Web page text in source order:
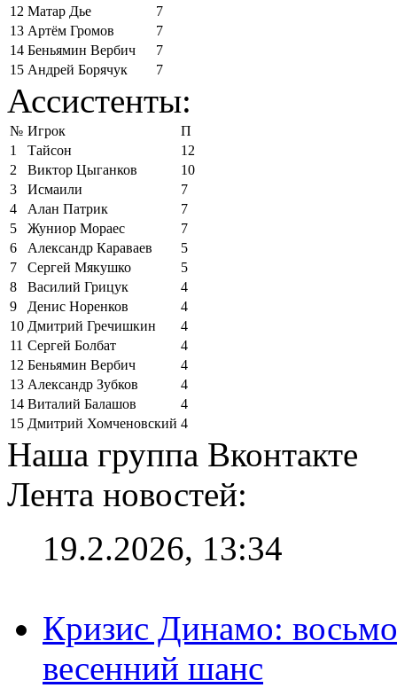
12 Матар Дье
7
13 Артём Громов
7
14 Беньямин Вербич
7
15 Андрей Борячук 7
Ассистенты:
№ Игрок
П
1
Тайсон
12
2
Виктор Цыганков
10
3
Исмаили
7
4
Алан Патрик
7
5
Жуниор Мораес
7
6
Александр Караваев
5
7
Сергей Мякушко
5
8
Василий Грицук
4
9
Денис Норенков
4
10 Дмитрий Гречишкин
4
11 Сергей Болбат
4
12 Беньямин Вербич
4
13 Александр Зубков
4
14 Виталий Балашов
4
15 Дмитрий Хомченовский 4
Наша группа Вконтакте
Лента новостей:
19.2.2026, 13:34
Кризис Динамо:
весенний шанс